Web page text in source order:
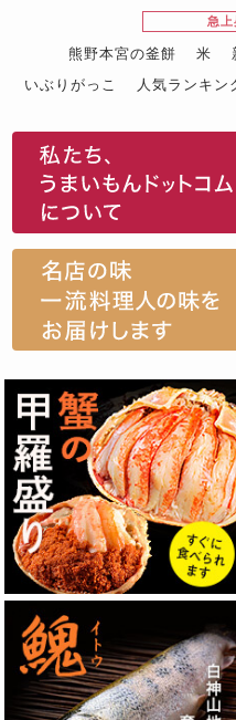
急上
熊野本宮の釜餅 米
いぶりがっこ
人気ランキン